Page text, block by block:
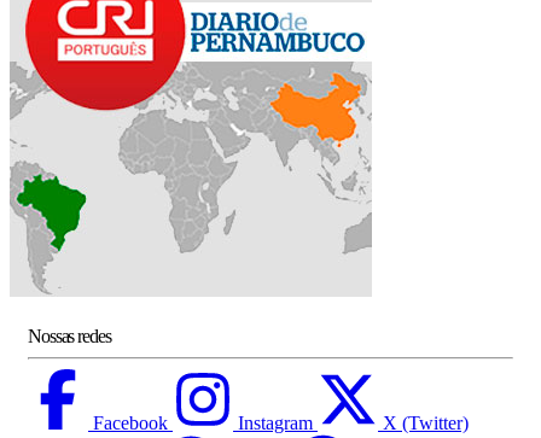
Nossas redes
Facebook Instagram X (Twitter)